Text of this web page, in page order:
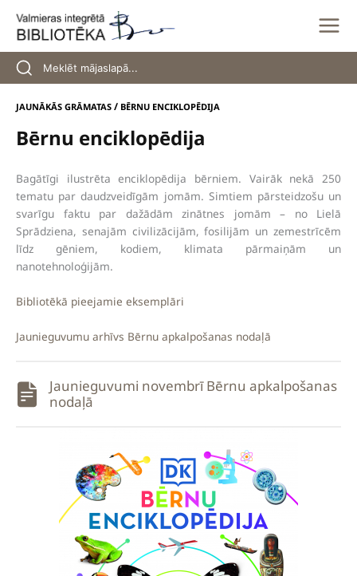
content
JAUNĀKĀS GRĀMATAS / BĒRNU ENCIKLOPĒDIJA
Bērnu enciklopēdija
Bagātīgi ilustrēta enciklopēdija bērniem. Vairāk nekā 250
tematu par daudzveidīgām jomām. Simtiem pārsteidzošu un
svarīgu faktu par dažādām zinātnes jomām – no Lielā
Sprādziena, senajām civilizācijām, fosilijām un zemestrīcēm
līdz gēniem, kodiem, klimata pārmaiņām un
nanotehnoloģijām.
Bibliotēkā pieejamie eksemplāri
Jaunieguvumu arhīvs Bērnu apkalpošanas nodaļā
Jaunieguvumi novembrī Bērnu apkalpošanas
nodaļā